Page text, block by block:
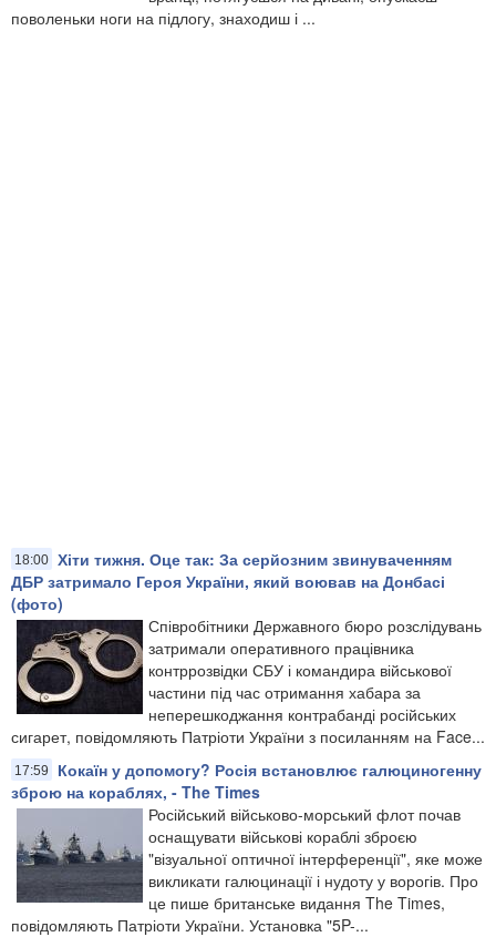
поволеньки ноги на підлогу, знаходиш і ...
18:00 Хіти тижня. Оце так: За серйозним звинуваченням
ДБР затримало Героя України, який воював на Донбасі
(фото)
Співробітники Державного бюро розслідувань
затримали оперативного працівника
контррозвідки СБУ і командира військової
частини під час отримання хабара за
неперешкоджання контрабанді російських
сигарет, повідомляють Патріоти України з посиланням на Face...
17:59
Кокаїн у допомогу? Росія встановлює галюциногенну
зброю на кораблях, - The Times
Російський військово-морський флот почав
оснащувати військові кораблі зброєю
"візуальної оптичної інтерференції", яке може
викликати галюцинації і нудоту у ворогів. Про
це пише британське видання The Times,
повідомляють Патріоти України. Установка "5P-...